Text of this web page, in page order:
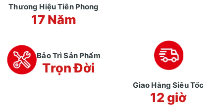
Thương Hiệu Tiên Phong
17 Năm
Bảo Trì Sản Phẩm
Trọn Đời
Giao Hàng Siêu Tốc
12 giờ